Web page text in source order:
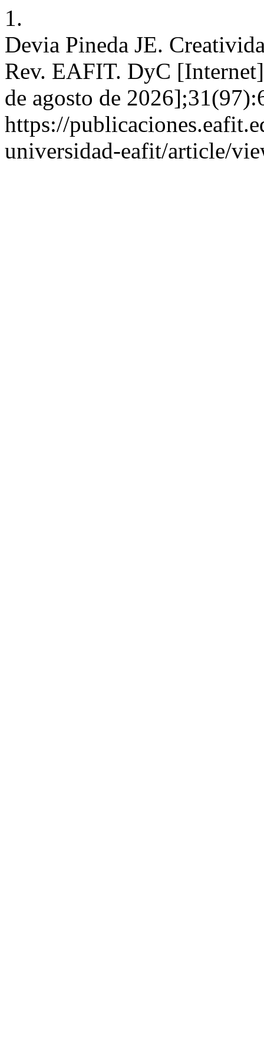
1.
Devia Pineda JE.
Rev. EAFIT. DyC
de agosto de
https://
universidad-eafit/article/